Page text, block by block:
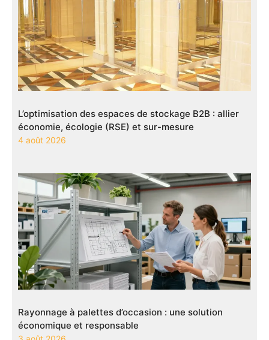
L’optimisation des espaces de stockage B2B : allier
économie, écologie (RSE) et sur-mesure
4 août 2026
Rayonnage à palettes d’occasion : une solution
économique et responsable